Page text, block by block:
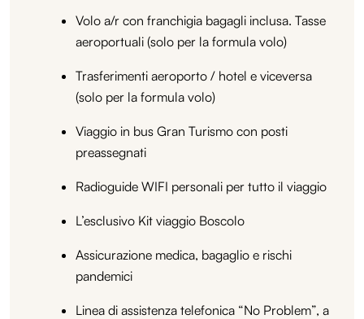
Volo a/r con franchigia bagagli inclusa. Tasse
aeroportuali (solo per la formula volo)
Trasferimenti aeroporto / hotel e viceversa
(solo per la formula volo)
Viaggio in bus Gran Turismo con posti
preassegnati
Radioguide WIFI personali per tutto il viaggio
L’esclusivo Kit viaggio Boscolo
Assicurazione medica, bagaglio e rischi
pandemici
Linea di assistenza telefonica “No Problem”, a